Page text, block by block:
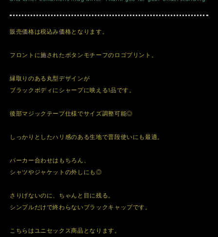
販売価格は税込み価格となります。
フロントに施されたボタンモチーフのロゴプリント。
縁取りのある丸型デザインが
ブラックボディにシャープに映える1品です。
後部マジックテープ仕様でサイズ調整可能◎
しっかりとしたハリ感のある生地で普段使いにも最適。
パーカー合わせはもちろん、
シャツやジャケットの外しにも◎
さりげないのに、ちゃんと目に残る。
シンプルだけで終わらないブラックキャップです。
こちらはユニセックス商品となります。